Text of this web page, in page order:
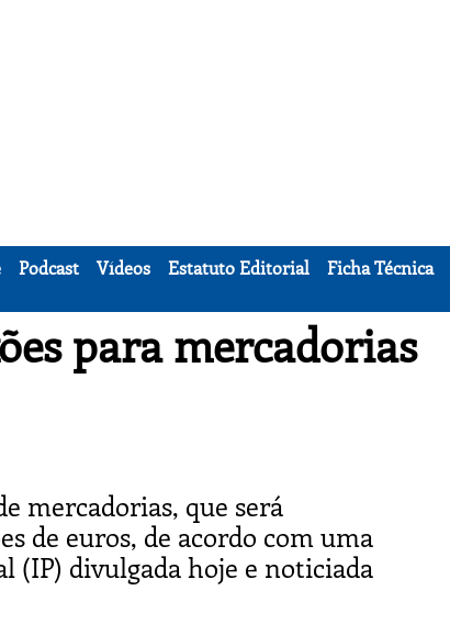
Podcast Vídeos Estatuto Editorial Ficha Técnica
para mercadorias
mercadorias, que será
de euros, de acordo com uma
(IP) divulgada hoje e noticiada